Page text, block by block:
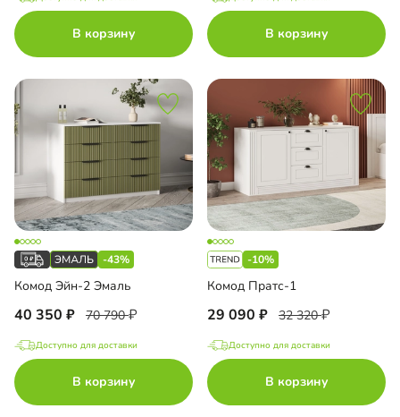
В корзину В корзину
-43%
Комод Эйн-2 Эмаль
40 350 70 790
Доступно для доставки
В корзину
-10%
Комод Пратс-1
29 090 32 320
Доступно для доставки
В корзину